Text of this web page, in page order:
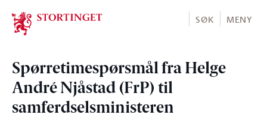
Stortinget.no
SØK MENY
Spørretimespørsmål fra Helge
André Njåstad (FrP) til
samferdselsministeren